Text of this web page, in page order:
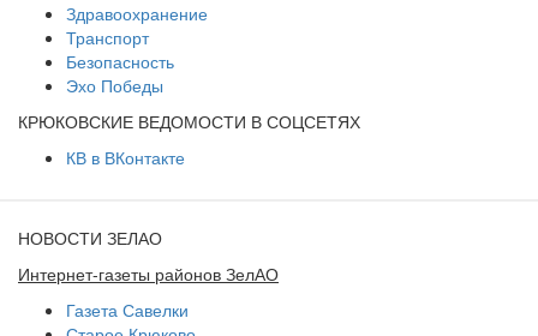
Здравоохранение
Транспорт
Безопасность
Эхо Победы
КРЮКОВСКИЕ ВЕДОМОСТИ В СОЦСЕТЯХ
КВ в ВКонтакте
НОВОСТИ ЗЕЛАО
Интернет-газеты районов ЗелАО
Газета Савелки